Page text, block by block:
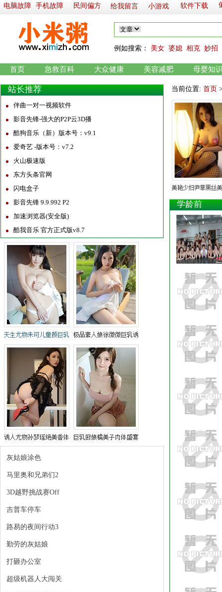
首页 急救百科 大众健康 美容减肥 母婴知
软件下载
小游戏
手机故障 民间偏方 给我留言
例如搜索： 美女 婆媳 相克 妙招
电脑故障
站长推荐
伴曲一对一视频软件
影音先锋-强大的P2P云3D播
酷狗音乐（新）版本号：v9.1
爱奇艺 -版本号：v7.2
火山极速版
东方头条官网
闪电盒子
影音先锋 9.9.992 P2
加速浏览器(安全版)
酷我音乐 官方正式版v8.7
灰姑娘涂色
马里奥和兄弟们2
3D越野挑战赛Off
吉普车停车
路易的夜间行动3
勤劳的灰姑娘
打砸办公室
超级机器人大闯关
当前位置: 首页
学龄前